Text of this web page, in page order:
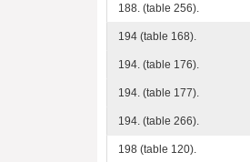
188. (table 256).
194 (table 168).
194. (table 176).
194. (table 177).
194. (table 266).
198 (table 120).